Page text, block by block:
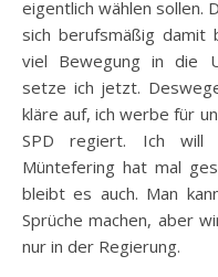
eigentlich wählen sollen.
sich berufsmäßig damit
viel Bewegung in die
setze ich jetzt.
kläre auf, ich werbe für
SPD regiert. Ich will
Müntefering hat mal
bleibt es auch. Man
Sprüche machen, aber
nur in der Regierung.